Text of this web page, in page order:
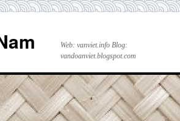
Web: vanviet.info Blog:
vandoanviet.blogspot.com